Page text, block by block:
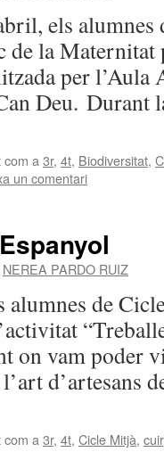
els
de la
per l’Aula
Deu.
com a 3r, 4t, Biodiversitat,
un comentari
NEREA PARDO RUIZ
alumnes de
on vam poder
d’artesans
com a 3r, 4t, Cicle Mitjà, cuir